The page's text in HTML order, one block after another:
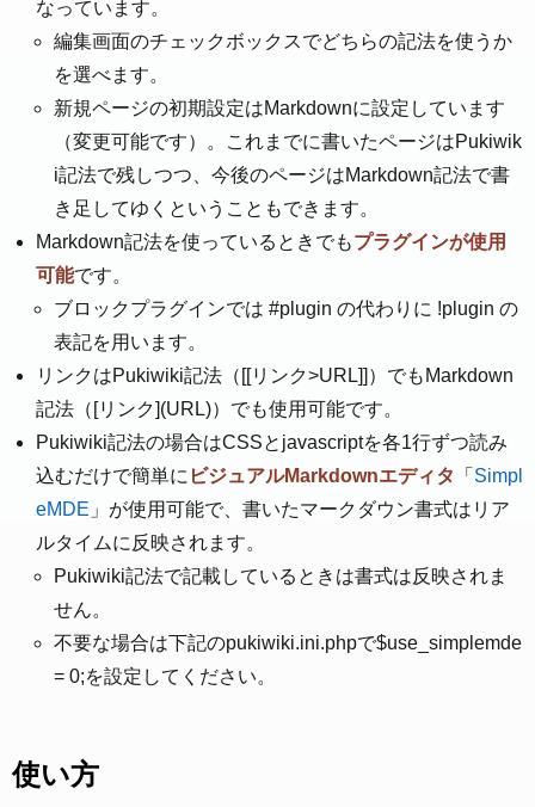
なっています。
編集画面のチェックボックスでどちらの記法を使うか
を選べます。
新規ページの初期設定はMarkdownに設定しています
（変更可能です）。これまでに書いたページはPukiwik
i記法で残しつつ、今後のページはMarkdown記法で書
き足してゆくということもできます。
Markdown記法を使っているときでもプラグインが使用
可能です。
ブロックプラグインでは #plugin の代わりに !plugin の
表記を用います。
リンクはPukiwiki記法（[[リンク>URL]]）でもMarkdown
記法（[リンク](URL)）でも使用可能です。
Pukiwiki記法の場合はCSSとjavascriptを各1行ずつ読み
込むだけで簡単に ビジュアルMarkdownエディタ 「 Simpl
eMDE 」が使用可能で、書いたマークダウン書式はリア
ルタイムに反映されます。
Pukiwiki記法で記載しているときは書式は反映されま
せん。
不要な場合は下記のpukiwiki.ini.phpで$use_simplemde
= 0;を設定してください。
使い方